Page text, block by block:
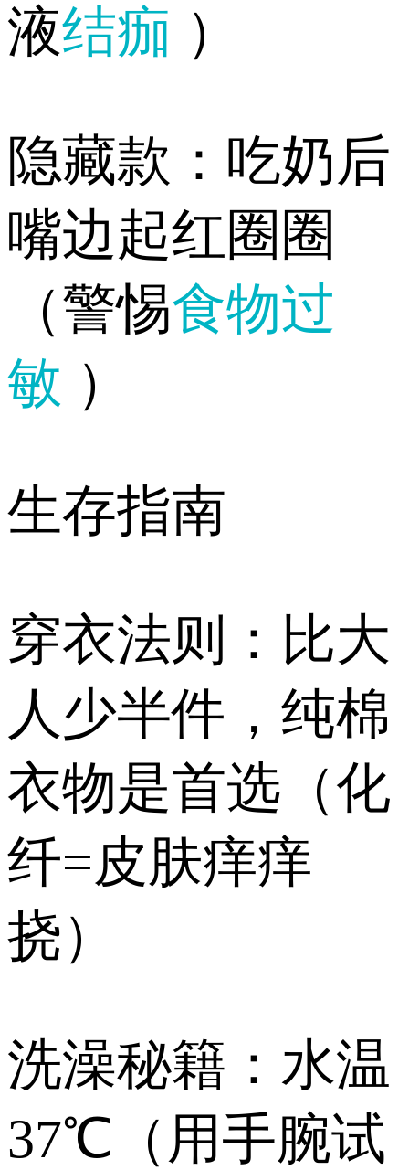
液结痂 ）
️隐藏款：吃奶后
嘴边起红圈圈
（警惕食物过
敏 ）
生存指南
穿衣法则：比大
人少半件，纯棉
衣物是首选（化
纤=皮肤痒痒
挠）
洗澡秘籍：水温
37℃（用手腕试